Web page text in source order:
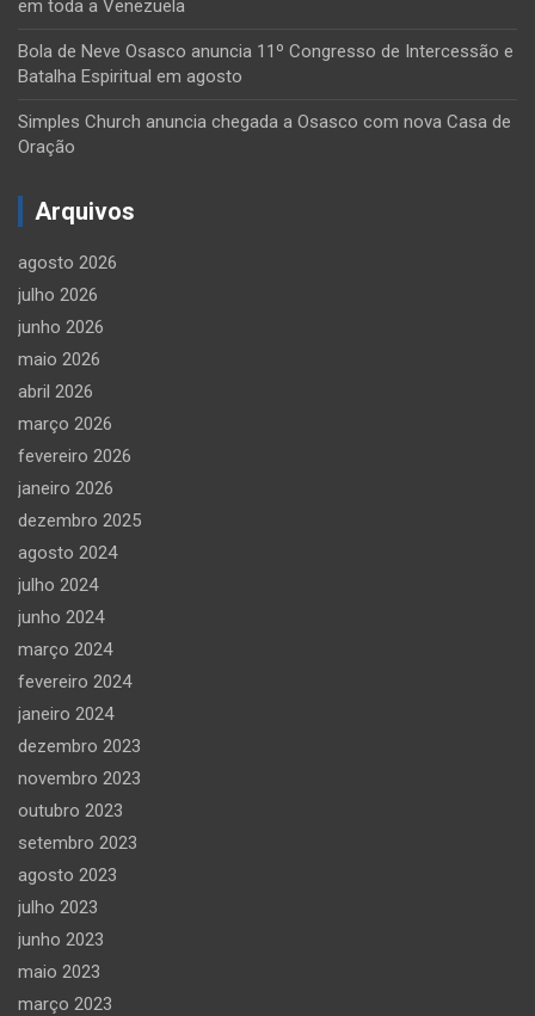
em toda a Venezuela
Bola de Neve Osasco anuncia 11º Congresso de Intercessão e
Batalha Espiritual em agosto
Simples Church anuncia chegada a Osasco com nova Casa de
Oração
Arquivos
agosto 2026
julho 2026
junho 2026
maio 2026
abril 2026
março 2026
fevereiro 2026
janeiro 2026
dezembro 2025
agosto 2024
julho 2024
junho 2024
março 2024
fevereiro 2024
janeiro 2024
dezembro 2023
novembro 2023
outubro 2023
setembro 2023
agosto 2023
julho 2023
junho 2023
maio 2023
março 2023